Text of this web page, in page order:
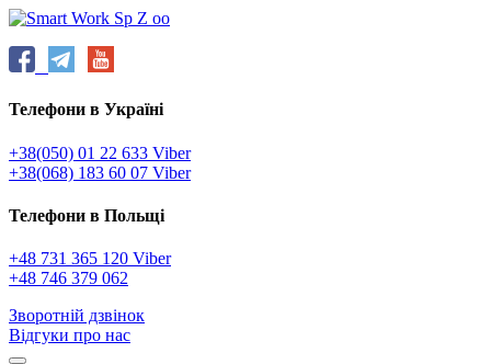
Телефони в Україні
+38(050) 01 22 633 Viber
+38(068) 183 60 07 Viber
Телефони в Польщі
+48 731 365 120 Viber
+48 746 379 062
Зворотній дзвінок
Відгуки про нас